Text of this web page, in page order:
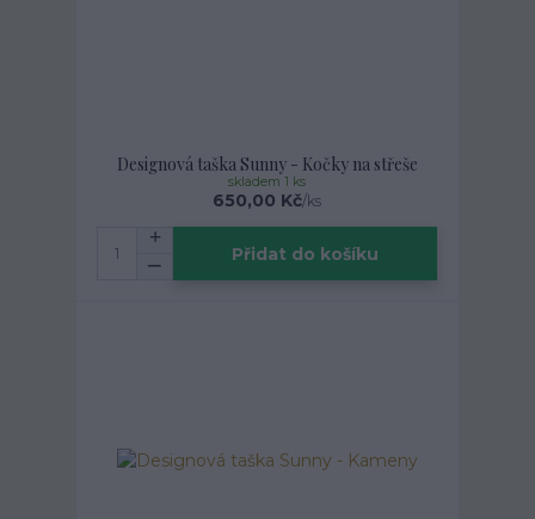
Designová taška Sunny - Kočky na střeše
650,00 Kč/ks
skladem 1 ks
Přidat do košíku